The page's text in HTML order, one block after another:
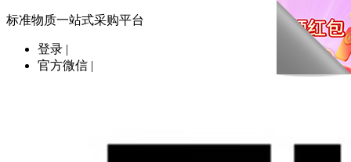
标准物质一站式采购平台
登录 |
官方微信 |